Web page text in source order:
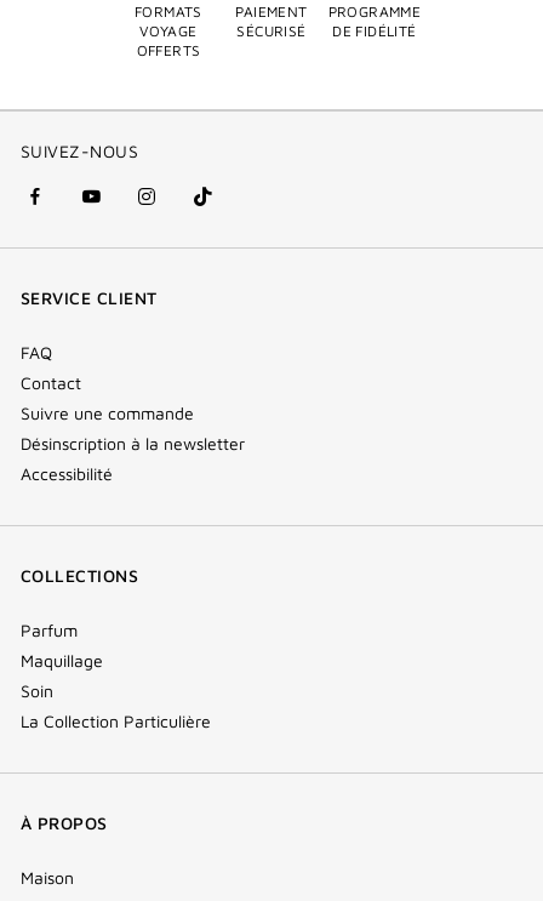
FORMATS
VOYAGE
OFFERTS
PAIEMENT
SÉCURISÉ
PROGRAMME
DE FIDÉLITÉ
SUIVEZ-NOUS
facebook
(nouvelle
youtube
(nouvelle
instagram
(nouvelle
Tik
Tok
SERVICE CLIENT
FAQ
Contact
Suivre une commande
Désinscription à la newsletter
Accessibilité
COLLECTIONS
Parfum
Maquillage
Soin
La Collection Particulière
À PROPOS
Maison